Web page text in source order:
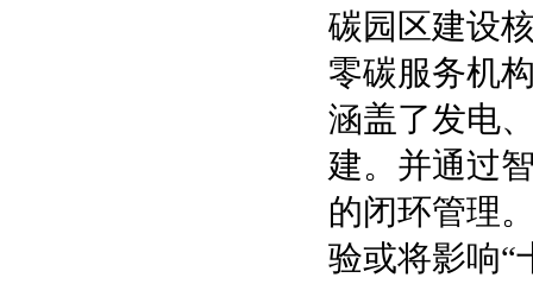
碳园区建设
零碳服务机
涵盖了发电
建。并通过
的闭环管理
验或将影响“